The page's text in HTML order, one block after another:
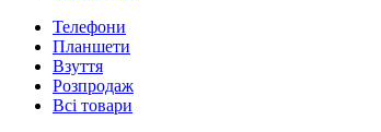
Телефони
Планшети
Взуття
Розпродаж
Всі товари